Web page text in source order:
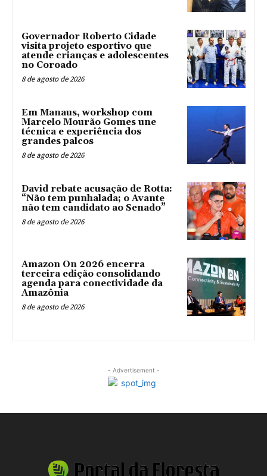
Governador Roberto Cidade
visita projeto esportivo que
atende crianças e adolescentes
no Coroado
8 de agosto de 2026
Em Manaus, workshop com
Marcelo Mourão Gomes une
técnica e experiência dos
grandes palcos
8 de agosto de 2026
David rebate acusação de Rotta:
“Não tem punhalada; o Avante
não tem candidato ao Senado”
8 de agosto de 2026
Amazon On 2026 encerra
terceira edição consolidando
agenda para conectividade da
Amazônia
8 de agosto de 2026
- Advertisement -